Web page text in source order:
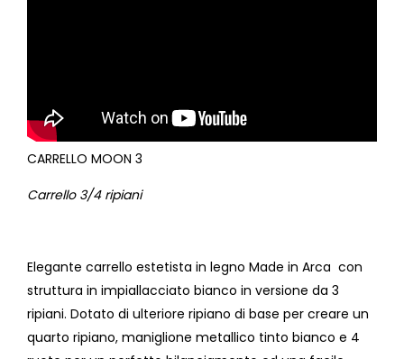
CARRELLO MOON 3
Carrello 3/4 ripiani
Elegante carrello estetista in legno Made in Arca con
struttura in impiallacciato bianco in versione da 3
ripiani. Dotato di ulteriore ripiano di base per creare un
quarto ripiano, maniglione metallico tinto bianco e 4